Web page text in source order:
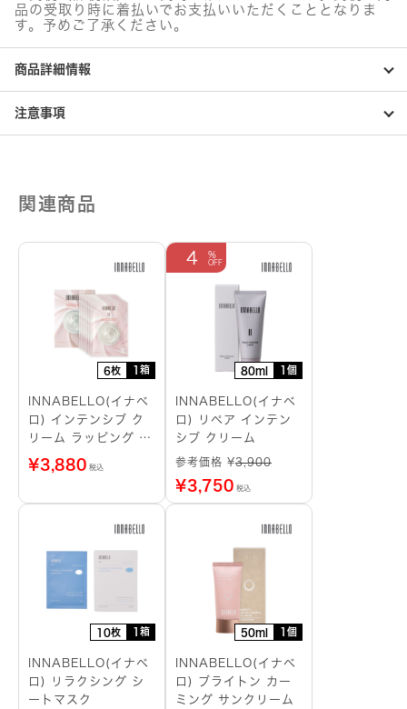
品の受取り時に着払いでお支払いいただくこととなりま
す。予めご了承ください。
商品詳細情報
注意事項
関連商品
6枚 1箱
INNABELLO(イナベ
ロ) インテンシブ ク
リーム ラッピング シ
ートマスク
¥3,880 税込
80ml 1個
4
INNABELLO(イナベ
ロ) リペア インテン
シブ クリーム
参考価格 ¥3,900
¥3,750 税込
10枚 1箱
INNABELLO(イナベ
ロ) リラクシング シ
ートマスク
50ml 1個
INNABELLO(イナベ
ロ) ブライトン カー
ミング サンクリーム